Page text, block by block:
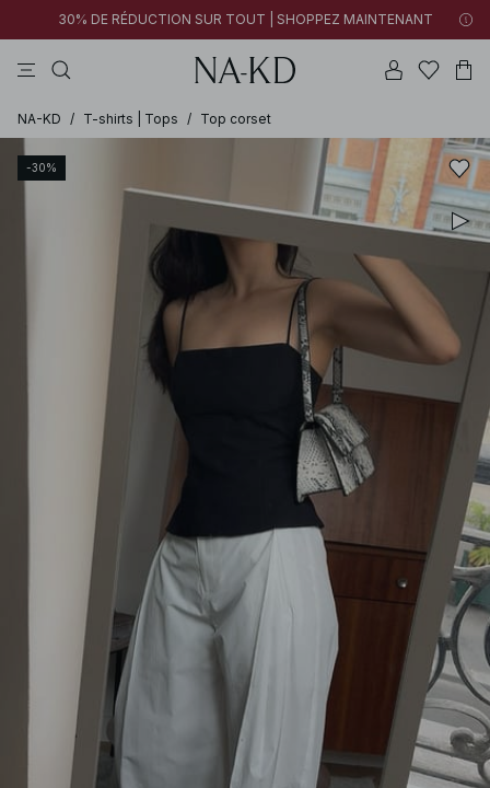
30% DE RÉDUCTION SUR TOUT | SHOPPEZ MAINTENANT
NA-KD / T-shirts | Tops / Top corset
-30%